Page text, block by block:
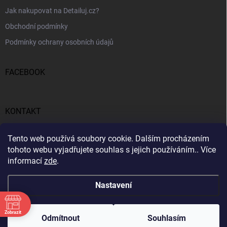
Tento web používá soubory cookie. Dalším procházením
tohoto webu vyjadřujete souhlas s jejich používáním.. Více
informací zde.
Nastavení
Odmítnout Souhlasím
Jak nakupovat na Detailuj.cz?
Obchodní podmínky
Podmínky ochrany osobních údajů
FACEBOOK
KONTAKT
gunar detailuj.cz
770192683
Copyright 2026 . Všechna práva vyhrazena.
Zobrazit